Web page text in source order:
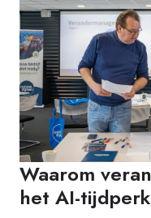
Waarom
het AI-